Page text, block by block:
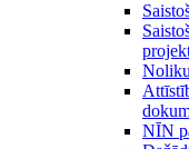
NĪN